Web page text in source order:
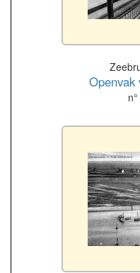
Openvak